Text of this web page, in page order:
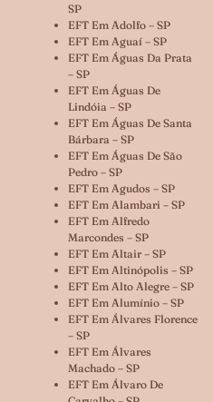
SP
EFT Em Adolfo – SP
EFT Em Aguaí – SP
EFT Em Águas Da Prata
– SP
EFT Em Águas De
Lindóia – SP
EFT Em Águas De Santa
Bárbara – SP
EFT Em Águas De São
Pedro – SP
EFT Em Agudos – SP
EFT Em Alambari – SP
EFT Em Alfredo
Marcondes – SP
EFT Em Altair – SP
EFT Em Altinópolis – SP
EFT Em Alto Alegre – SP
EFT Em Alumínio – SP
EFT Em Álvares Florence
– SP
EFT Em Álvares
Machado – SP
EFT Em Álvaro De